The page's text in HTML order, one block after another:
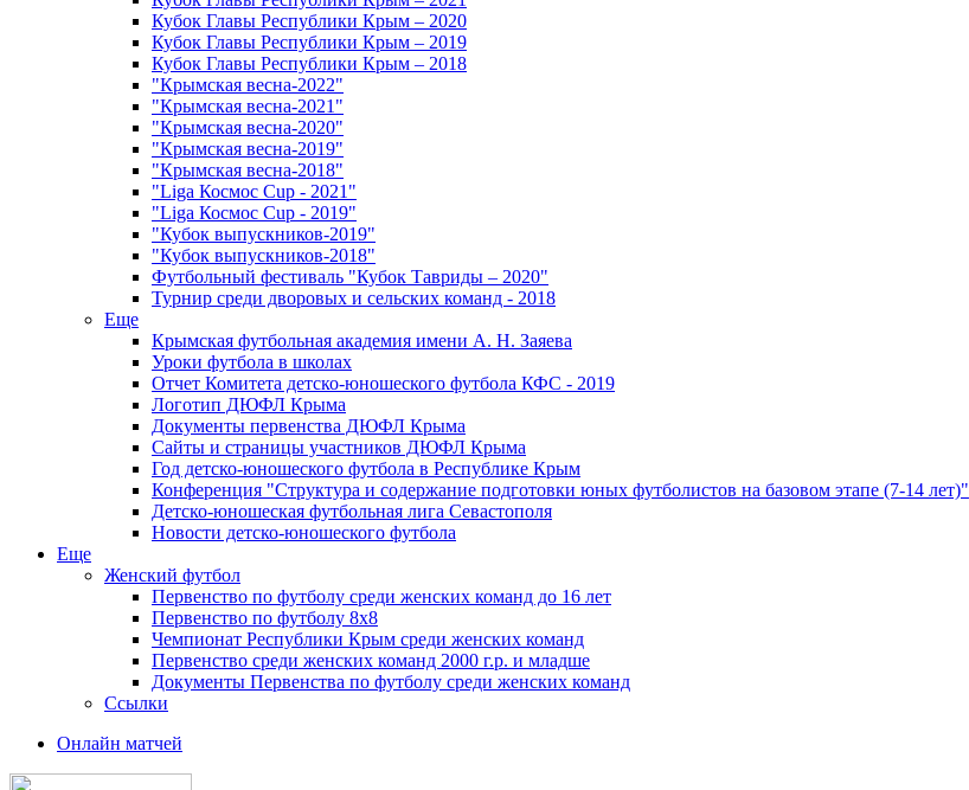
Кубок Главы Республики Крым – 2020
Кубок Главы Республики Крым – 2019
Кубок Главы Республики Крым – 2018
"Крымская весна-2022"
"Крымская весна-2021"
"Крымская весна-2020"
"Крымская весна-2019"
"Крымская весна-2018"
"Liga Космос Cup - 2021"
"Liga Космос Cup - 2019"
"Кубок выпускников-2019"
"Кубок выпускников-2018"
Футбольный фестиваль "Кубок Тавриды – 2020"
Турнир среди дворовых и сельских команд - 2018
Еще
Крымская футбольная академия имени А. Н. Заяева
Уроки футбола в школах
Отчет Комитета детско-юношеского футбола КФС - 2019
Логотип ДЮФЛ Крыма
Документы первенства ДЮФЛ Крыма
Сайты и страницы участников ДЮФЛ Крыма
Год детско-юношеского футбола в Республике Крым
Конференция "Структура и содержание подготовки юных футболистов на базовом этапе (7-14 лет)"
Детско-юношеская футбольная лига Севастополя
Новости детско-юношеского футбола
Еще
Женский футбол
Первенство по футболу среди женских команд до 16 лет
Первенство по футболу 8х8
Чемпионат Республики Крым среди женских команд
Первенство среди женских команд 2000 г.р. и младше
Документы Первенства по футболу среди женских команд
Ссылки
Онлайн матчей